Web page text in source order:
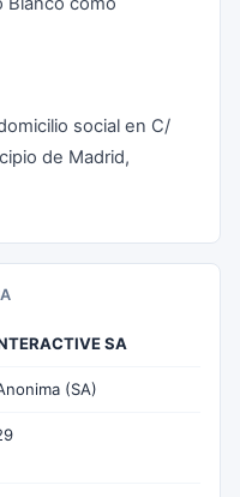
social en C/
de Madrid,
SA
(SA)